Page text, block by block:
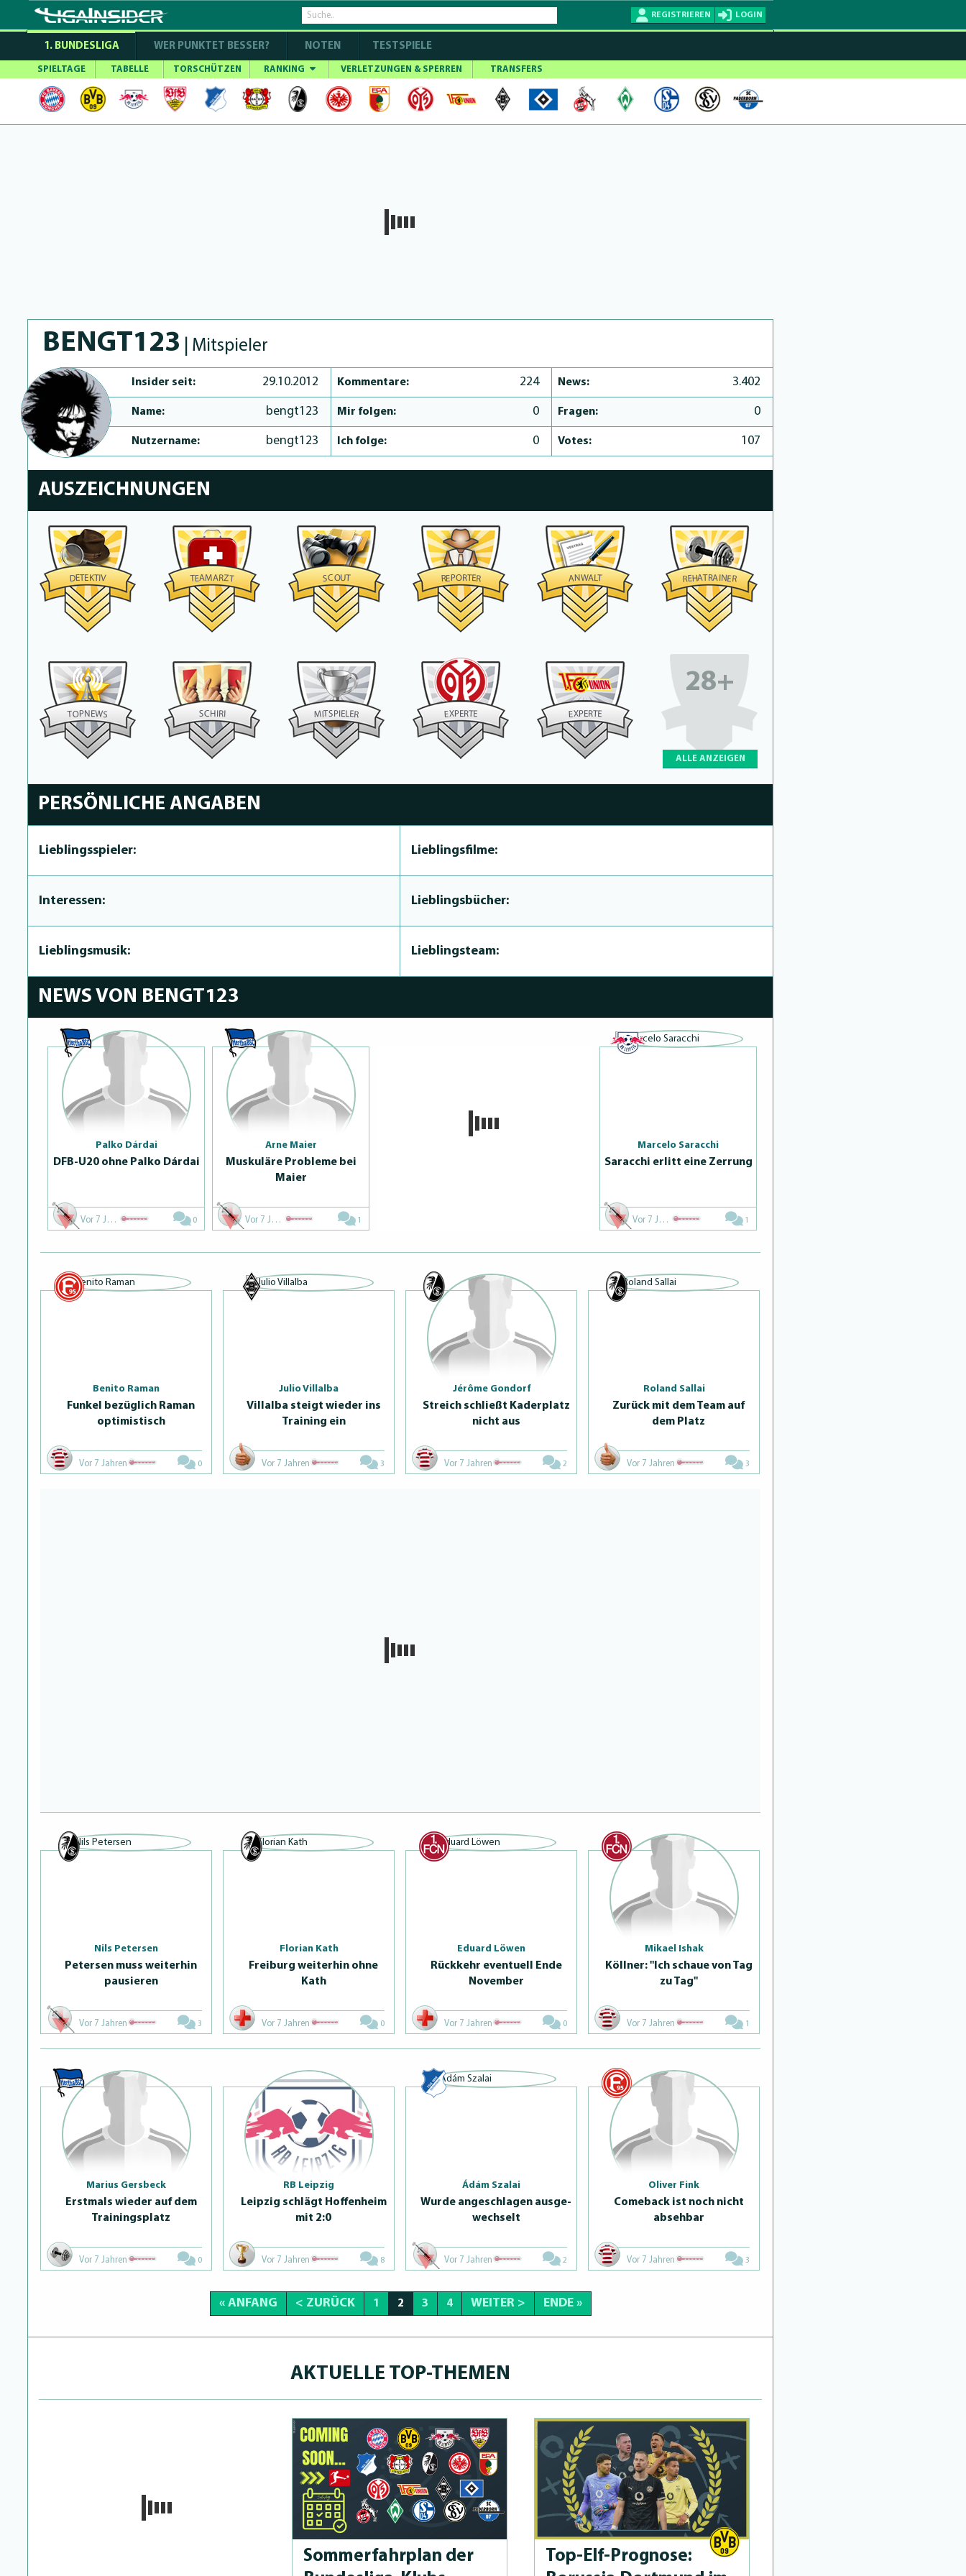
REGISTRIEREN LOGIN
1. BUNDESLIGA WER PUNKTET BESSER? NOTEN TESTSPIELE
SPIELTAGE TABELLE TORSCHÜTZEN RANKING VERLETZUNGEN & SPERREN TRANSFERS
BENGT123 | Mitspieler
Insider seit: 29.10.2012 Kommentare: 224 News: 3.402
Name: bengt123 Mir folgen: 0 Fragen: 0
Nutzername: bengt123 Ich folge: 0 Votes: 107
AUSZEICHNUNGEN
DETEKTIV TEAMARZT SCOUT REPORTER ANWALT REHATRAINER
TOPNEWS SCH IRI MIT SPIELER EXPERTE EXPERTE
28+
ALLE ANZEIGEN
PERSÖNLICHE ANGABEN
Lieblingsspieler: Lieblingsfilme:
Interessen: Lieblingsbücher:
Lieblingsmusik: Lieblingsteam:
NEWS VON BENGT123
Palko Dárdai
DFB-U20 ohne Palko Dárdai
Vor 7 Jahren 0
Arne Maier
Muskuläre Probleme bei
Maier
Vor 7 Jahren 1
Marcelo Saracchi
Saracchi erlitt eine Zerrung
Vor 7 Jahren 1
Benito Raman
Funkel bezüglich Raman
optimistisch
Vor 7 Jahren 0
Julio Villalba
Villalba steigt wieder ins
Training ein
Vor 7 Jahren 3
Jérôme Gondorf
Streich schließt Kaderplatz
nicht aus
Vor 7 Jahren 2
Roland Sallai
Zurück mit dem Team auf
dem Platz
Vor 7 Jahren 3
Nils Petersen
Petersen muss weiterhin
pausieren
Vor 7 Jahren 3
Florian Kath
Freiburg weiterhin ohne
Kath
Vor 7 Jahren 0
Eduard Löwen
Rückkehr eventuell Ende
November
Vor 7 Jahren 0
Mikael Ishak
Köllner: "Ich schaue von Tag
zu Tag"
Vor 7 Jahren 1
Marius Gersbeck
Erstmals wieder auf dem
Trai­ningsplatz
Vor 7 Jahren 0
RB Leipzig
Leipzig schlägt Hoffenheim
mit 2:0
Vor 7 Jahren 8
Ádám Szalai
Wurde angeschlagen aus­ge­
wechselt
Vor 7 Jahren 2
Oliver Fink
Comeback ist noch nicht
absehbar
Vor 7 Jahren 3
« ANFANG < ZURÜCK 1 2 3 4 WEITER > ENDE »
AKTUELLE TOP-THEMEN
Som­merfahrplan der
Top-Elf-Prog­no­se: